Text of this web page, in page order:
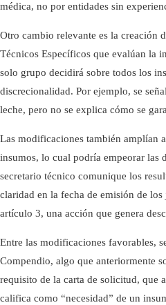
médica, no por entidades sin
Otro cambio relevante es la creación
Técnicos Específicos que evalúan la
solo grupo decidirá sobre todos los
discrecionalidad. Por ejemplo, se
leche, pero no se explica cómo se
Las modificaciones también amplían
insumos, lo cual podría empeorar las
secretario técnico comunique los
claridad en la fecha de emisión de
artículo 3, una acción que genera
Entre las modificaciones favorables,
Compendio, algo que anteriormente
requisito de la carta de solicitud, que
califica como “necesidad” de un